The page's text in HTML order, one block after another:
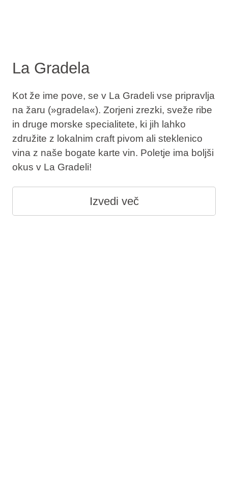
La Gradela
Kot že ime pove, se v La Gradeli vse pripravlja
na žaru (»gradela«). Zorjeni zrezki, sveže ribe
in druge morske specialitete, ki jih lahko
združite z lokalnim craft pivom ali steklenico
vina z naše bogate karte vin. Poletje ima boljši
okus v La Gradeli!
Izvedi več